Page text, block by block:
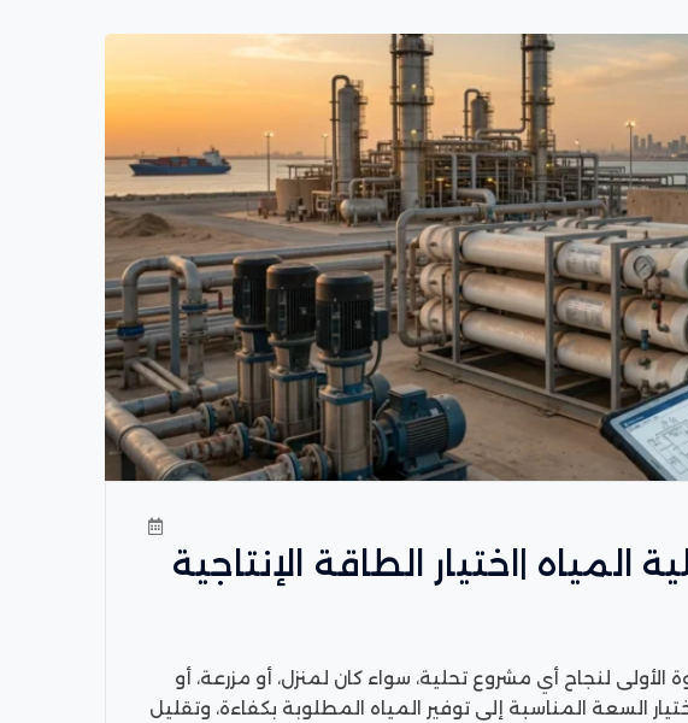
|اختيار الطاقة الإنتاجية
لنجاح أي مشروع تحلية، سواء كان لمنزل، أو مزرعة، أو
السعة المناسبة إلى توفير المياه المطلوبة بكفاءة، وتقليل